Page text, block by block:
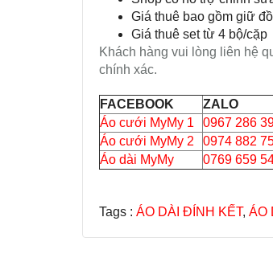
Giá thuê bao gồm giữ
Giá thuê set từ 4 bộ/cặp
Khách hàng vui lòng liên hệ
chính xác.
FACEBOOK ZALO
Áo cưới MyMy 1
0967 286
Áo cưới MyMy 2
0974 882
Áo dài MyMy
0769 659
Tags : ÁO DÀI ĐÍNH KẾT, ÁO